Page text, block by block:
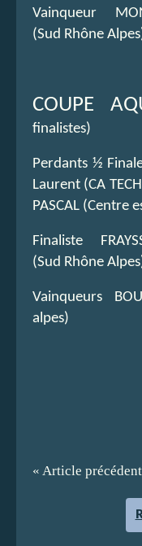
Vainqueur
(Sud Rhône
COUPE
finalistes)
Perdants ½
Laurent (CA
PASCAL (Centre
Finaliste
(Sud Rhône
Vainqueurs
alpes)
« Article précédent